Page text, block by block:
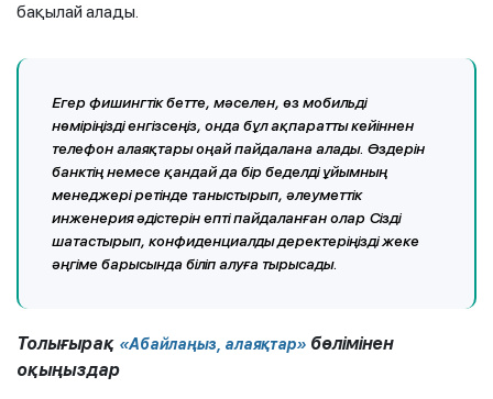
бақылай алады.
Егер фишингтік бетте, мәселен, өз мобильді
нөміріңізді енгізсеңіз, онда бұл ақпаратты кейіннен
телефон алаяқтары оңай пайдалана алады. Өздерін
банктің немесе қандай да бір беделді ұйымның
менеджері ретінде таныстырып, әлеуметтік
инженерия әдістерін епті пайдаланған олар Сізді
шатастырып, конфиденциалды деректеріңізді жеке
әңгіме барысында біліп алуға тырысады.
Толығырақ «Абайлаңыз, алаяқтар» бөлімінен
оқыңыздар